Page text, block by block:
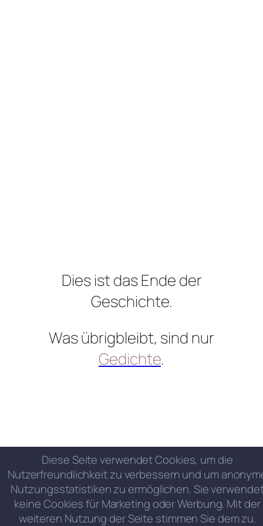
Dies ist das Ende der
Geschichte.
Was übrigbleibt, sind nur
Gedichte.
Diese Seite verwendet Cookies, um die
Nutzerfreundlichkeit zu verbessern und um
Nutzungsstatistiken zu ermöglichen. Sie
keine Cookies für Marketing oder Werbung. Mit der
weiteren Nutzung der Seite stimmen Sie dem zu.